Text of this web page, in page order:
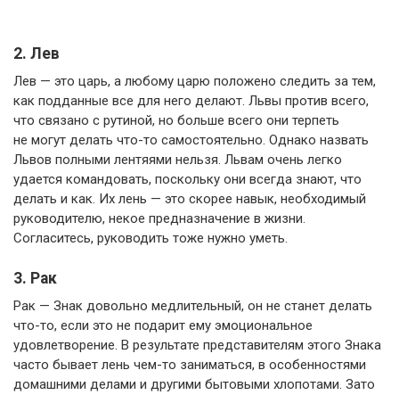
2. Лев
Лев — это царь, а любому царю положено следить за тем,
как подданные все для него делают. Львы против всего,
что связано с рутиной, но больше всего они терпеть
не могут делать что-то самостоятельно. Однако назвать
Львов полными лентяями нельзя. Львам очень легко
удается командовать, поскольку они всегда знают, что
делать и как. Их лень — это скорее навык, необходимый
руководителю, некое предназначение в жизни.
Согласитесь, руководить тоже нужно уметь.
3. Рак
Рак — Знак довольно медлительный, он не станет делать
что-то, если это не подарит ему эмоциональное
удовлетворение. В результате представителям этого Знака
часто бывает лень чем-то заниматься, в особенностями
домашними делами и другими бытовыми хлопотами. Зато